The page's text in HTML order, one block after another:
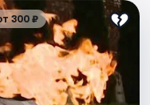
300 ₽